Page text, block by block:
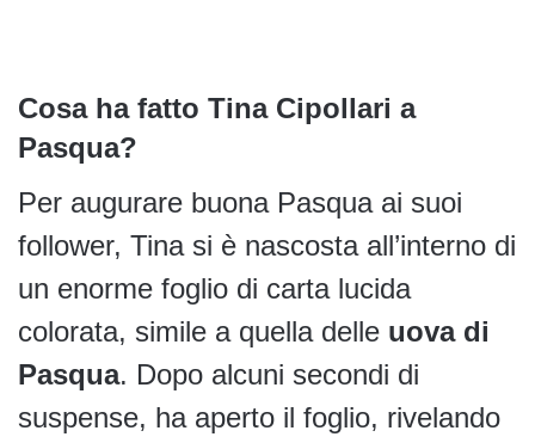
Cosa ha fatto Tina Cipollari a
Pasqua?
Per augurare buona Pasqua ai suoi
follower, Tina si è nascosta all’interno di
un enorme foglio di carta lucida
colorata, simile a quella delle uova di
Pasqua. Dopo alcuni secondi di
suspense, ha aperto il foglio, rivelando